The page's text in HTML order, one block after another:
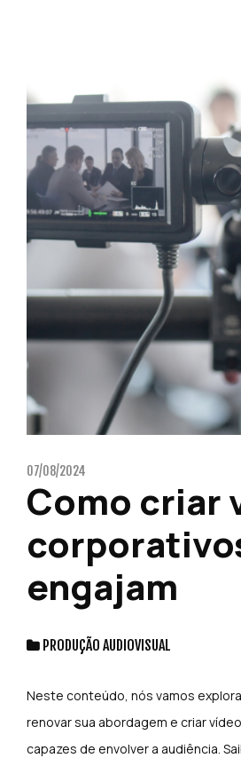
07/08/2024
Como criar
engajam
PRODUÇÃO AUDIOVISUAL
Neste conteúdo, nós vamos
renovar sua abordagem e criar
capazes de envolver a audiência.